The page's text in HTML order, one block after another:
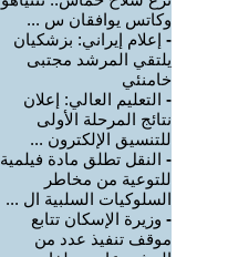
وكاتس يوافقان س ...
- إعلام إيراني: بزشكيان
يلتقي المرشد مجتبى
خامنئي
- التعليم العالي: إعلان
نتائج المرحلة الأولى
للتنسيق الإلكترون ...
- النقل تطلق مادة فيلمية
للتوعية من مخاطر
السلوكيات السلبية ال ...
- وزيرة الإسكان تتابع
موقف تنفيذ عدد من